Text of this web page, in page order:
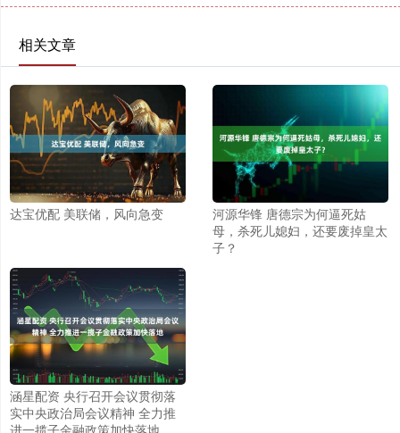
相关文章
达宝优配 美联储，风向急变
河源华锋 唐德宗为何逼死姑
母，杀死儿媳妇，还要废掉皇太
子？
涵星配资 央行召开会议贯彻落
实中央政治局会议精神 全力推
进一揽子金融政策加快落地